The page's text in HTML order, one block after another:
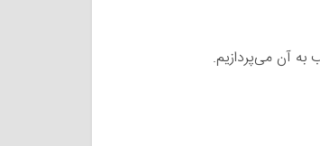
به آن می‌پردازیم.